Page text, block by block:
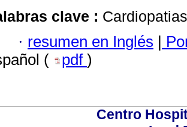
clave :
· resumen en Inglés
(
pdf )
Centro